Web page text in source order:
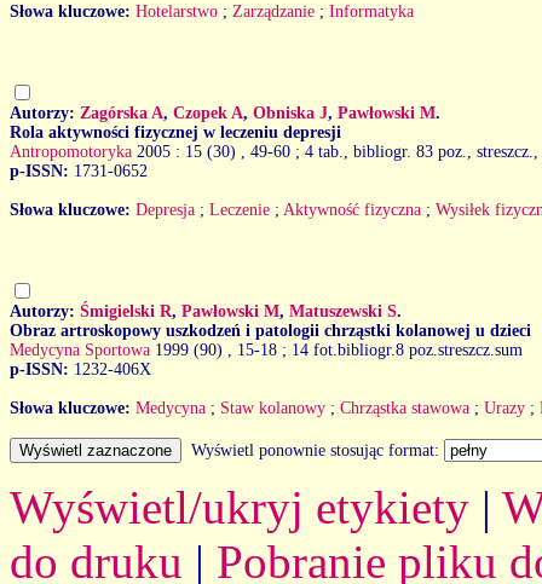
Słowa kluczowe: Hotelarstwo ; Zarządzanie ; Informatyka
Autorzy: Zagórska A, Czopek A, Obniska J, Pawłowski M.
Rola aktywności fizycznej w leczeniu depresji
Antropomotoryka 2005 : 15 (30)
, 49-60 ; 4 tab., bibliogr. 83 poz., streszcz.,
p-ISSN: 1731-0652
Słowa kluczowe: Depresja ; Leczenie ; Aktywność fizyczna ; Wysiłek
Autorzy: Śmigielski R, Pawłowski M, Matuszewski S.
Obraz artroskopowy uszkodzeń i patologii chrząstki kolanowej u dzieci
Medycyna Sportowa 1999 (90)
, 15-18 ; 14 fot.bibliogr.8 poz.streszcz.sum
p-ISSN: 1232-406X
Słowa kluczowe: Medycyna ; Staw kolanowy ; Chrząstka stawowa ; Urazy ;
Wyświetl ponownie stosując format:
Wyświetl/ukryj etykiety |
do druku | Pobranie pliku